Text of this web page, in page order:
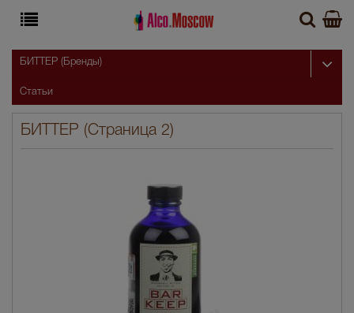
БИТТЕР (Страница 2)
БИТТЕР (Бренды)
Статьи